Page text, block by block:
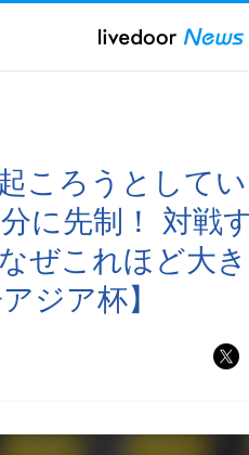
ころうとしてい
に先制！ 対戦
ぜこれほど大
ジア杯】